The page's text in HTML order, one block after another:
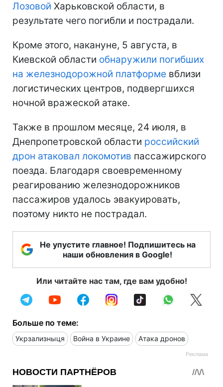
Лозовой Харьковской области, в
результате чего погибли и пострадали.
Кроме этого, накануне, 5 августа, в
Киевской области обнаружили погибших
на железнодорожной платформе вблизи
логистических центров, подвергшихся
ночной вражеской атаке.
Также в прошлом месяце, 24 июля, в
Днепропетровской области российский
дрон атаковал локомотив пассажирского
поезда. Благодаря своевременному
реагированию железнодорожников
пассажиров удалось эвакуировать,
поэтому никто не пострадал.
Не упустите главное! Подпишитесь на
наши обновления в Google!
Или читайте нас там, где вам удобно!
Больше по теме:
Укрзализныця Война в Украине Атака дронов